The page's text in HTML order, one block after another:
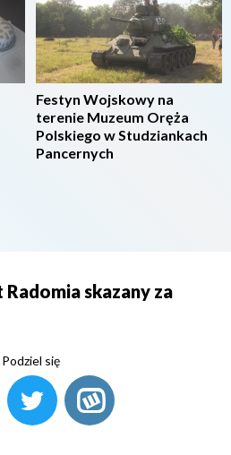
Festyn Wojskowy na
terenie Muzeum Oręża
Polskiego w Studziankach
Pancernych
skazany za
Podziel się